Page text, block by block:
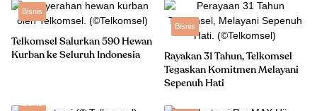
Bisnis
Telkomsel Salurkan 590 Hewan
Kurban ke Seluruh Indonesia
Bisnis
Rayakan 31 Tahun, Telkomsel
Tegaskan Komitmen Melayani
Sepenuh Hati